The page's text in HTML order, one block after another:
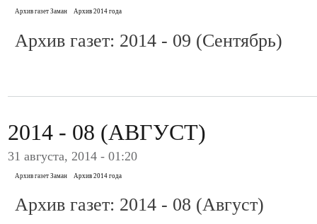
Архив газет Заман Архив 2014 года
Архив газет: 2014 - 09 (Сентябрь)
2014 - 08 (АВГУСТ)
31 августа, 2014 - 01:20
Архив газет Заман Архив 2014 года
Архив газет: 2014 - 08 (Август)